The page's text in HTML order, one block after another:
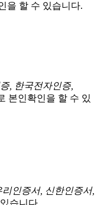
을 할 수 있습니다.
, 한국전자인증,
본인확인을 할 수 있
리인증서, 신한인증서,